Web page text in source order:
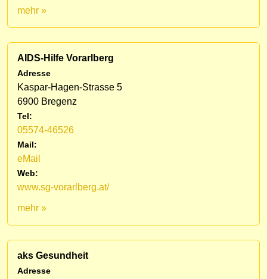
mehr »
AIDS-Hilfe Vorarlberg
Adresse
Kaspar-Hagen-Strasse 5
6900 Bregenz
Tel:
05574-46526
Mail:
eMail
Web:
www.sg-vorarlberg.at/
mehr »
aks Gesundheit
Adresse